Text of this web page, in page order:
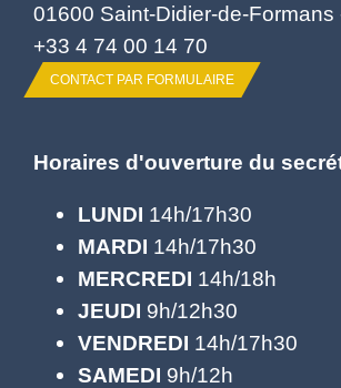
01600 Saint-Didier-de-Formans
+33 4 74 00 14 70
CONTACT PAR FORMULAIRE
Horaires d'ouverture du
LUNDI 14h/17h30
MARDI 14h/17h30
MERCREDI 14h/18h
JEUDI 9h/12h30
VENDREDI 14h/17h30
SAMEDI 9h/12h